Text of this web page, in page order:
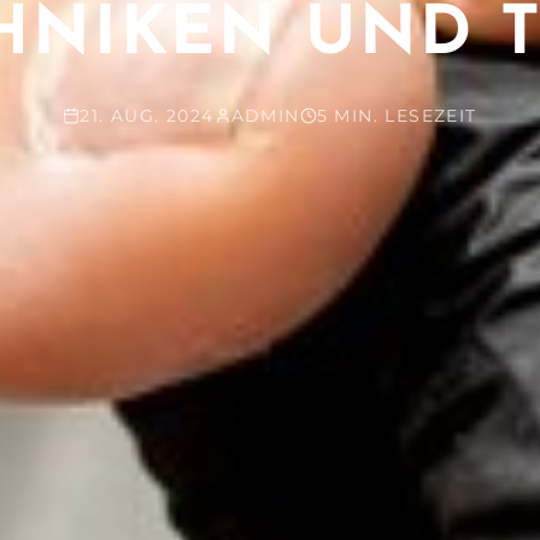
UND
21. AUG. 2024 ADMIN 5 MIN. LESEZEIT